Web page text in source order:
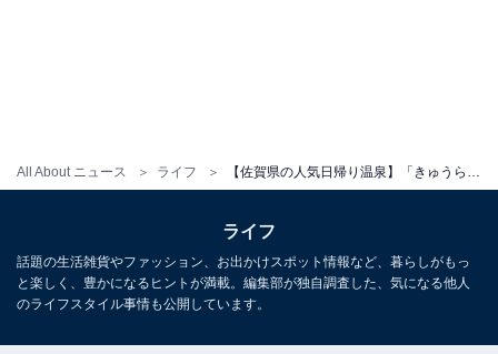
All About ニュース ライフ
宿泊可否
ライフ
話題の生活雑貨やファッション、お出かけスポット情報など、暮らしがもっ
と楽しく、豊かになるヒントが満載。編集部が独自調査した、気になる他人
のライフスタイル事情も公開しています。